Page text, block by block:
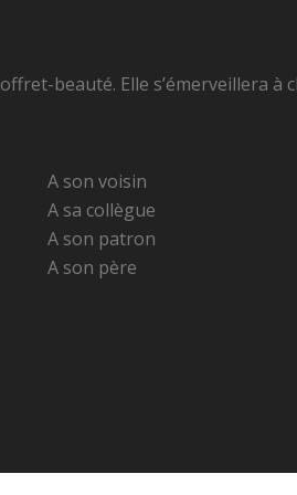
beauté. Elle s’émerveillera à
A son voisin
A sa collègue
A son patron
A son père